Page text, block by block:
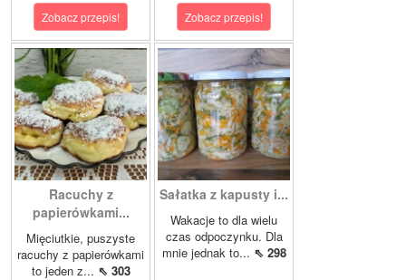
Zobacz przepis! Zobacz przepis!
Racuchy z
papierówkami...
Mięciutkie, puszyste
racuchy z papierówkami
to jeden z... ⇖ 303
Sałatka z kapusty i...
Wakacje to dla wielu
czas odpoczynku. Dla
mnie jednak to... ⇖ 298